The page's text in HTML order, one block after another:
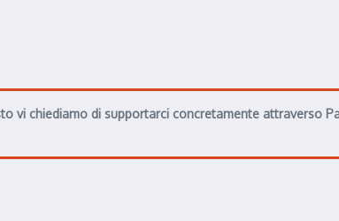
vi chiediamo di supportarci concretamente attraverso